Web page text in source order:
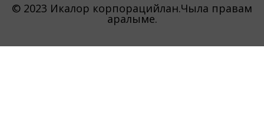
© 2023 Икалор корпорацийлан.Чыла правам
аралыме.